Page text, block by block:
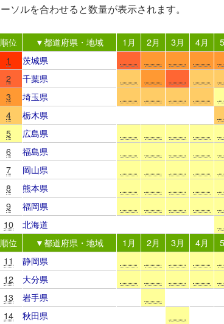
ーソルを合わせると数量が表示されます。
順位 ▼都道府県・地域 1月 2月 3月 4月
1
茨城県
2
千葉県
3
埼玉県
4
栃木県
5
広島県
6
福島県
7
岡山県
8
熊本県
9
福岡県
10
北海道
順位
▼都道府県・地域 1月 2月 3月 4月
11
静岡県
12
大分県
13
岩手県
14
秋田県